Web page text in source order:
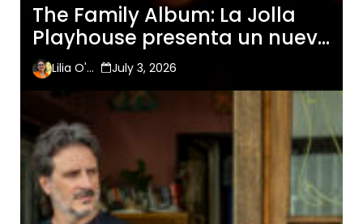
The Family Album: La Jolla
Playhouse presenta un nuevo
musical sobre identidad,
familia y cambio
Lilia O'Hara July 3, 2026